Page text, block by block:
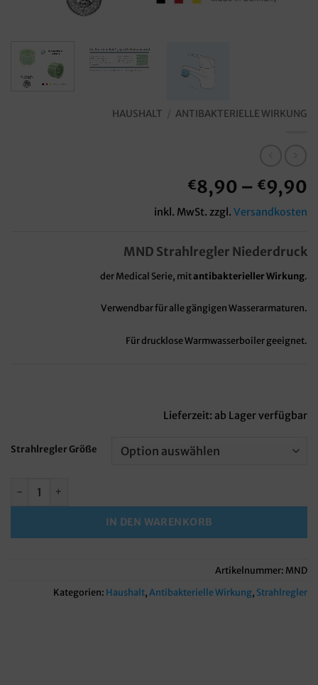
HAUSHALT ANTIBAKTERIELLE WIRKUNG
€8,90 – €9,90
inkl. MwSt. zzgl. Versandkosten
MND Strahlregler Niederdruck
der Medical Serie, mitantibakterieller Wirkung.
Verwendbar für alle gängigen Wasserarmaturen.
Für drucklose Warmwasserboiler geeignet.
Lieferzeit: ab Lager verfügbar
Strahlregler Größe
WaterM MND Strahlregler Niederdruck Menge
IN DEN WARENKORB
Artikelnummer: MND
Kategorien: Haushalt, Antibakterielle Wirkung, Strahlregler